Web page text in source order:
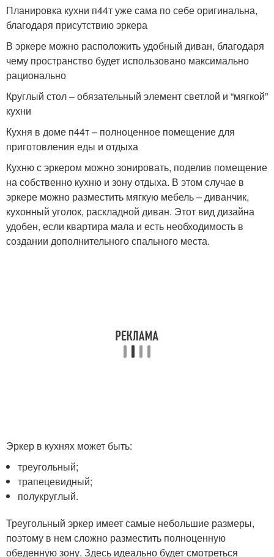
Планировка кухни п44т уже сама по себе оригинальна,
благодаря присутствию эркера
В эркере можно расположить удобный диван, благодаря
чему пространство будет использовано максимально
рационально
Круглый стол – обязательный элемент светлой и “мягкой”
кухни
Кухня в доме п44т – полноценное помещение для
приготовления еды и отдыха
Кухню с эркером можно зонировать, поделив помещение
на собственно кухню и зону отдыха. В этом случае в
эркере можно разместить мягкую мебель – диванчик,
кухонный уголок, раскладной диван. Этот вид дизайна
удобен, если квартира мала и есть необходимость в
создании дополнительного спального места.
Эркер в кухнях может быть:
треугольный;
трапецевидный;
полукруглый.
Треугольный эркер имеет самые небольшие размеры,
поэтому в нем сложно разместить полноценную
обеденную зону. Здесь идеально будет смотреться